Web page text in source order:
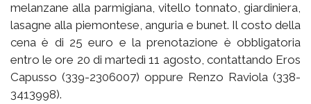
melanzane alla parmigiana, vitello tonnato, giardiniera,
lasagne alla piemontese, anguria e bunet. Il costo della
cena è di 25 euro e la prenotazione è obbligatoria
entro le ore 20 di martedì 11 agosto, contattando Eros
Capusso (339-2306007) oppure Renzo Raviola (338-
3413998).